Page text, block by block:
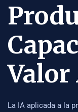
Valor
La IA aplicada a la